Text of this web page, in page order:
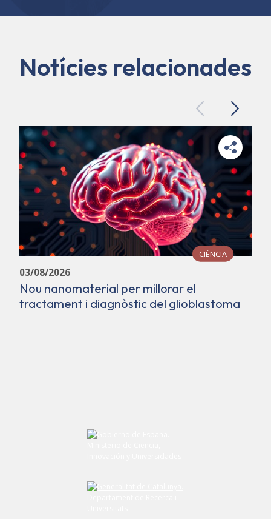
Notícies relacionades
PreviousNext
CIÈNCIA
03/08/2026
Nou nanomaterial per millorar el
tractament i diagnòstic del glioblastoma